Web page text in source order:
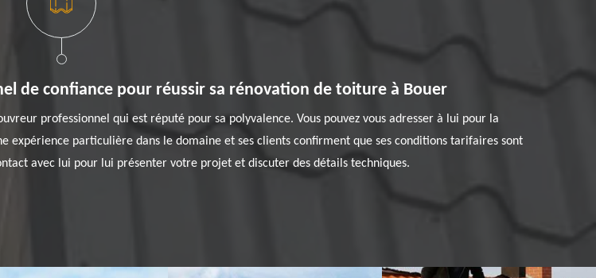
de confiance pour réussir sa rénovation de toiture à Bouer
professionnel qui est réputé pour sa polyvalence. Vous pouvez vous adresser à lui pour la
particulière dans le domaine et ses clients confirment que ses conditions tarifaires sont
avec lui pour lui présenter votre projet et discuter des détails techniques.